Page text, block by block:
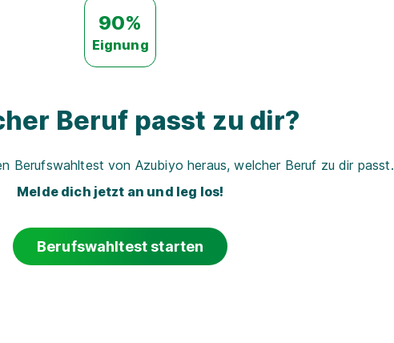
90%
Eignung
Beruf passt zu dir?
Berufswahltest von Azubiyo heraus, welcher Beruf zu dir passt.
Melde dich jetzt an und leg los!
Berufswahltest starten